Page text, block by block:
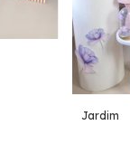
Jardim